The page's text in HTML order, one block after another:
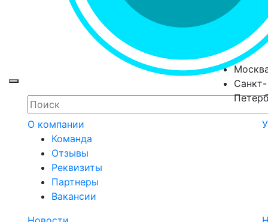
О компании
Команда
Отзывы
Реквизиты
Партнеры
Вакансии
Санкт-